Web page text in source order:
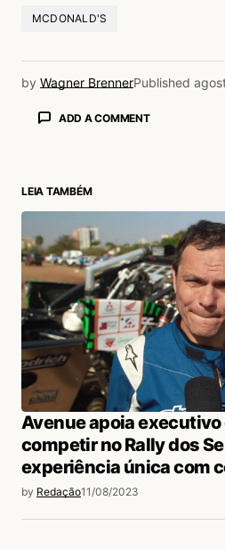
MCDONALD'S
by Wagner BrennerPublished
ADD A COMMENT
LEIA TAMBÉM
Avenue apoia executivo
competir no Rally dos
experiência única com
by Redação11/08/2023